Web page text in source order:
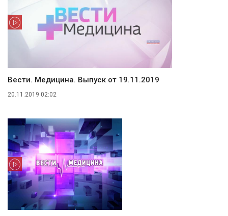
Вести. Медицина. Выпуск от 19.11.2019
20.11.2019 02:02